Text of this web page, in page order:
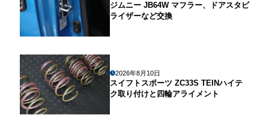
ジムニー JB64W マフラー、ドアスタビ
ライザーなど交換
2026年8月10日
スイフトスポーツ ZC33S TEINハイテ
ク取り付けと四輪アライメント